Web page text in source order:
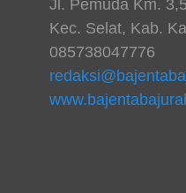
Jl. Pemuda Km.
Kec. Selat, Kab.
085738047776